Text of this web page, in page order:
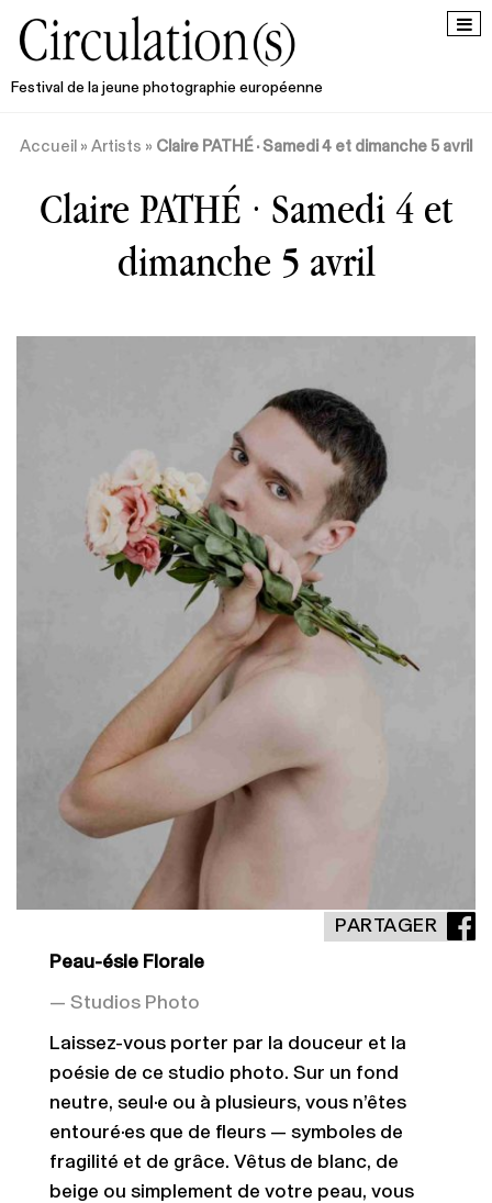
Festival de la jeune photographie européenne
Accueil » Artists » Claire PATHÉ · Samedi 4 et dimanche 5 avril
Claire PATHÉ · Samedi 4 et
dimanche 5 avril
PARTAGER
Peau-ésie Florale
— Studios Photo
Laissez-vous porter par la douceur et la
poésie de ce studio photo. Sur un fond
neutre, seul·e ou à plusieurs, vous n’êtes
entouré·es que de fleurs — symboles de
fragilité et de grâce. Vêtus de blanc, de
beige ou simplement de votre peau, vous